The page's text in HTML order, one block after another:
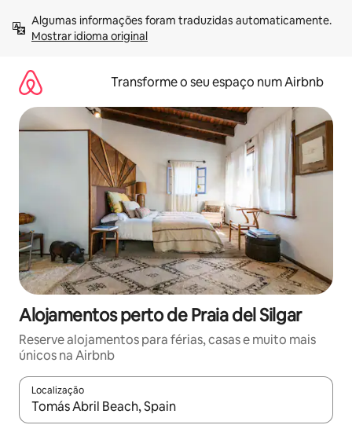
para
Mostrar idioma original
Transforme o seu espaço num Airbnb
Alojamentos perto de Praia del Silgar
Reserve alojamentos para férias, casas e muito mais
únicos na Airbnb
Localização
Quando os resultados estiverem disponíveis, navegue com